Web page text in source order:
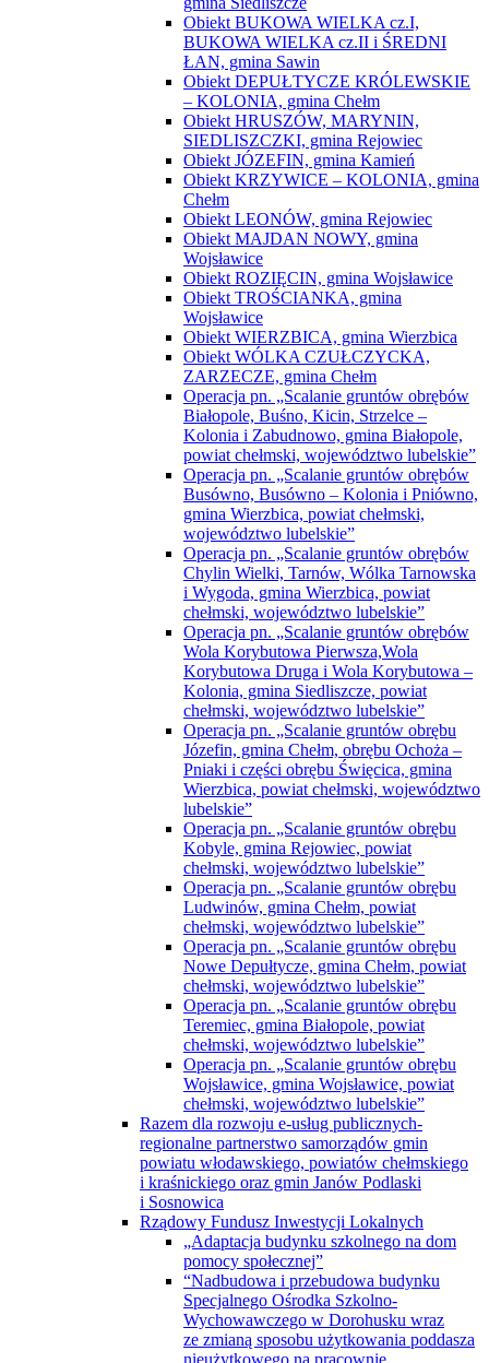
SIEDLISZCZKI, gmina Rejowiec
Obiekt JÓZEFIN, gmina Kamień
Obiekt KRZYWICE – KOLONIA, gmina
Chełm
Obiekt LEONÓW, gmina Rejowiec
Obiekt MAJDAN NOWY, gmina
Wojsławice
Obiekt ROZIĘCIN, gmina Wojsławice
Obiekt TROŚCIANKA, gmina
Wojsławice
Obiekt WIERZBICA, gmina Wierzbica
Obiekt WÓLKA CZUŁCZYCKA,
ZARZECZE, gmina Chełm
Operacja pn. „Scalanie gruntów obrębów
Białopole, Buśno, Kicin, Strzelce –
Kolonia i Zabudnowo, gmina Białopole,
powiat chełmski, województwo lubelskie”
Operacja pn. „Scalanie gruntów obrębów
Busówno, Busówno – Kolonia i Pniówno,
gmina Wierzbica, powiat chełmski,
województwo lubelskie”
Operacja pn. „Scalanie gruntów obrębów
Chylin Wielki, Tarnów, Wólka Tarnowska
i Wygoda, gmina Wierzbica, powiat
chełmski, województwo lubelskie”
Operacja pn. „Scalanie gruntów obrębów
Wola Korybutowa Pierwsza,Wola
Korybutowa Druga i Wola Korybutowa –
Kolonia, gmina Siedliszcze, powiat
chełmski, województwo lubelskie”
Operacja pn. „Scalanie gruntów obrębu
Józefin, gmina Chełm, obrębu Ochoża –
Pniaki i części obrębu Święcica, gmina
Wierzbica, powiat chełmski, województwo
lubelskie”
Operacja pn. „Scalanie gruntów obrębu
Kobyle, gmina Rejowiec, powiat
chełmski, województwo lubelskie”
Operacja pn. „Scalanie gruntów obrębu
Ludwinów, gmina Chełm, powiat
chełmski, województwo lubelskie”
Operacja pn. „Scalanie gruntów obrębu
Nowe Depułtycze, gmina Chełm, powiat
chełmski, województwo lubelskie”
Operacja pn. „Scalanie gruntów obrębu
Teremiec, gmina Białopole, powiat
chełmski, województwo lubelskie”
Operacja pn. „Scalanie gruntów obrębu
Wojsławice, gmina Wojsławice, powiat
chełmski, województwo lubelskie”
Razem dla rozwoju e-usług publicznych-
regionalne partnerstwo samorządów gmin
powiatu włodawskiego, powiatów chełmskiego
i kraśnickiego oraz gmin Janów Podlaski
i Sosnowica
Rządowy Fundusz Inwestycji Lokalnych
„Adaptacja budynku szkolnego na dom
pomocy społecznej”
“Nadbudowa i przebudowa budynku
Specjalnego Ośrodka Szkolno-
Wychowawczego w Dorohusku wraz
ze zmianą sposobu użytkowania poddasza
nieużytkowego na pracownie
specjalistyczne dla dzieci i młodzieży
niepełnosprawnej”
Rządowy Fundusz Polski Ład: Program
Inwestycji Strategicznych
Rządowy Fundusz Rozwoju Dróg
Budowa i przebudowa drogi powiatowej